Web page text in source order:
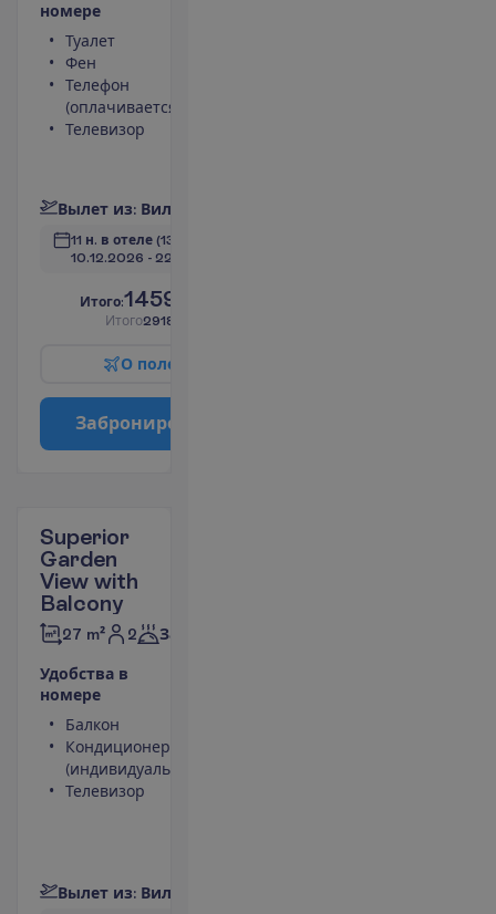
номере
Туалет
Фен
Телефон
(оплачивается)
Телевизор
Вылет из: Вил
11 н. в отеле (13 н. всего)
10.12.2026 - 22.12.2026
Итого:1459.00
Итого2918.00
О поле
Заброниро
Superior
Garden
View with
Balcony
27 m² 2 Завтраки
Удобства в
номере
Балкон
Кондиционер
(индивидуальный)
Телевизор
Вылет из: Вил